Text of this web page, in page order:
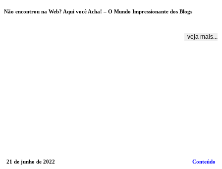
Não encontrou na Web? Aqui você Acha! – O Mundo Impressionante dos Blogs
veja mais...
21 de junho de 2022
Conteúdo